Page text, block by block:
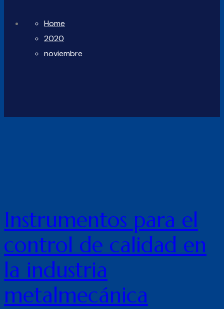
Home
2020
noviembre
Instrumentos para el
control de calidad en
la industria
metalmecánica